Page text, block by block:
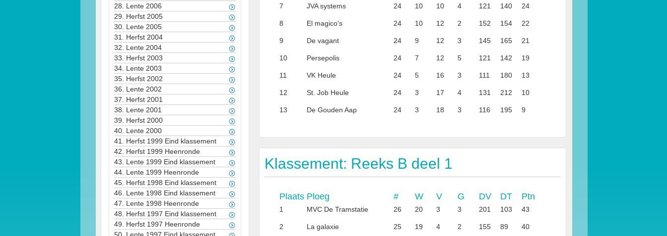
28. Lente 2006
29. Herfst 2005
30. Lente 2005
31. Herfst 2004
32. Lente 2004
33. Herfst 2003
34. Lente 2003
35. Herfst 2002
36. Lente 2002
37. Herfst 2001
38. Lente 2001
39. Herfst 2000
40. Lente 2000
41. Herfst 1999 Eind klassement
42. Herfst 1999 Heenronde
43. Lente 1999 Eind klassement
44. Lente 1999 Heenronde
45. Herfst 1998 Eind klassement
46. Lente 1998 Eind klassement
47. Lente 1998 Heenronde
48. Herfst 1997 Eind klassement
49. Herfst 1997 Heenronde
7 JVA systems 24 10 10 4 121 140 24
8 El magico's 24 10 12 2 152 154 22
9 De vagant 24 9 12 3 145 165 21
10 Persepolis 24 7 12 5 121 142 19
11 VK Heule 24 5 16 3 111 180 13
12 St. Job Heule 24 3 17 4 131 212 10
13 De Gouden Aap 24 3 18 3 116 195 9
Klassement: Reeks B deel 1
Plaats Ploeg # W V G DV DT Ptn
1 MVC De Tramstatie 26 20 3 3 201 103 43
2 La galaxie 25 19 4 2 155 89 40